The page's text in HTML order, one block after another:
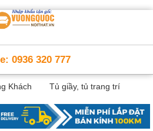
0936 320 777
Khách Tủ giầy, tủ trang trí